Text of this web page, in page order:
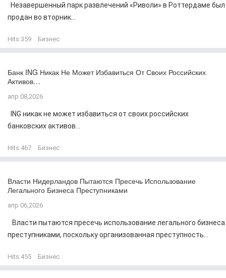
Незавершенный парк развлечений «Риволи» в Роттердаме был
продан во вторник...
Hits:359 Бизнес
Банк ING Никак Не Может Избавиться От Своих Российских
Активов…
апр 08,2026
ING никак не может избавиться от своих российских
банковских активов...
Hits:467 Бизнес
Власти Нидерландов Пытаются Пресечь Использование
Легального Бизнеса Преступниками
апр 06,2026
Власти пытаются пресечь использование легального бизнеса
преступниками, поскольку организованная преступность...
Hits:455 Бизнес